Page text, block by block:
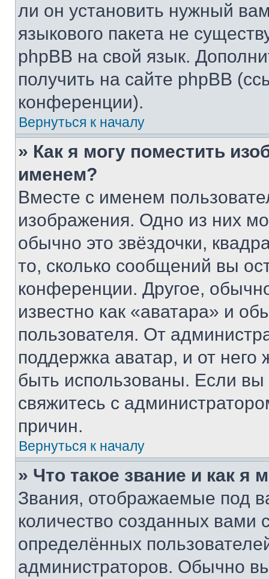
ли он установить нужный
языкового пакета не
phpBB на свой язык.
получить на сайте phpBB
конференции).
Вернуться к началу
» Как я могу поместить
именем?
Вместе с именем
изображения. Одно из них
обычно это звёздочки,
то, сколько сообщений вы
конференции. Другое,
известно как «аватара» и
пользователя. От
поддержка аватар, и от него
быть использованы. Если
свяжитесь с
причин.
Вернуться к началу
» Что такое звание и как я
Звания, отображаемые под
количество созданных
определённых
администраторов. Обычно